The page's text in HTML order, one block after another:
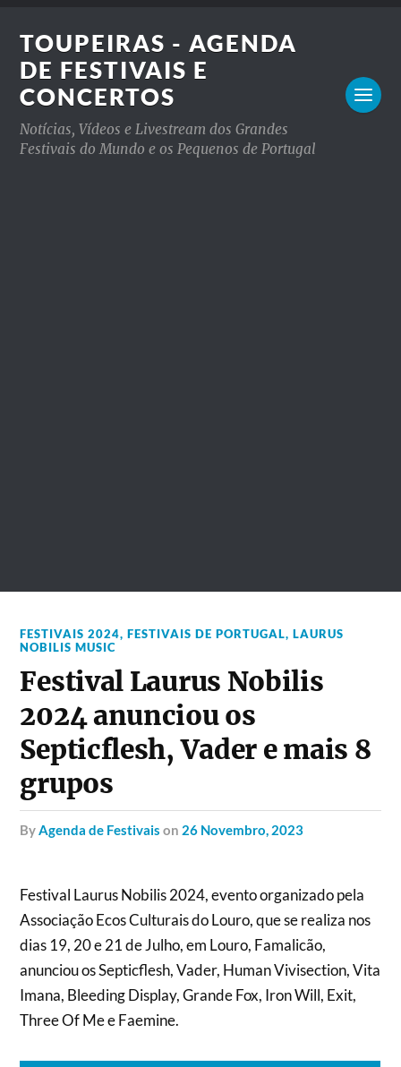
TOUPEIRAS - AGENDA
DE FESTIVAIS E
CONCERTOS
Notícias, Vídeos e Livestream dos Grandes
Festivais do Mundo e os Pequenos de Portugal
FESTIVAIS 2024,FESTIVAIS DE PORTUGAL,LAURUS
NOBILIS MUSIC
Festival Laurus Nobilis
2024 anunciou os
Septicflesh, Vader e mais 8
grupos
byAgenda de Festivais on 26 Novembro, 2023
Festival Laurus Nobilis 2024, evento organizado pela
Associação Ecos Culturais do Louro, que se realiza nos
dias 19, 20 e 21 de Julho, em Louro, Famalicão,
anunciou os Septicflesh, Vader, Human Vivisection, Vita
Imana, Bleeding Display, Grande Fox, Iron Will, Exit,
Three Of Me e Faemine.